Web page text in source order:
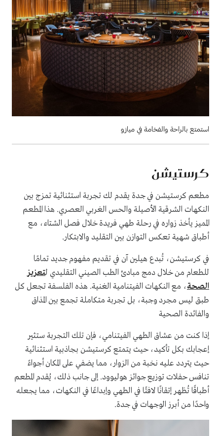
استمتع بالراحة والفخامة في ميازو
كرستيشن
مطعم كرستيشن في جدة يقدم لك تجربة استثنائية تمزج بين
النكهات الشرقية الأصيلة والحس الغربي العصري. هذا المطعم
المميز يأخذ زواره في رحلة طهي فريدة خلال فصل الشتاء، مع
أطباق شهية تعكس التوازن بين التقليد والابتكار.
في كرستيشن، تُبدع هيلين آن في تقديم مفهوم جديد تمامًا
للطعام من خلال دمج مبادئ الطب الصيني التقليدي لتعزيز
الصحة، مع النكهات الفيتنامية الغنية. هذه الفلسفة تجعل كل
طبق ليس مجرد وجبة، بل تجربة متكاملة تجمع بين المذاق
والفائدة الصحية
إذا كنت من عشاق الطهي الفيتنامي، فإن تلك التجربة ستثير
إعجابك بكل تأكيد، حيث يتمتع كرستيشن بجاذبية استثنائية
حيث يتردد عليه نخبة من الزوار، مما يضفي على المكان أجواءً
تنافس حفلات توزيع جوائز هوليوود. إلى جانب ذلك، يُقدم المطعم
أطباقًا تُظهر إتقانًا لافتًا في الطهي وإبداعًا في النكهات، مما يجعله
واحدًا من أبرز الوجهات في جدة.